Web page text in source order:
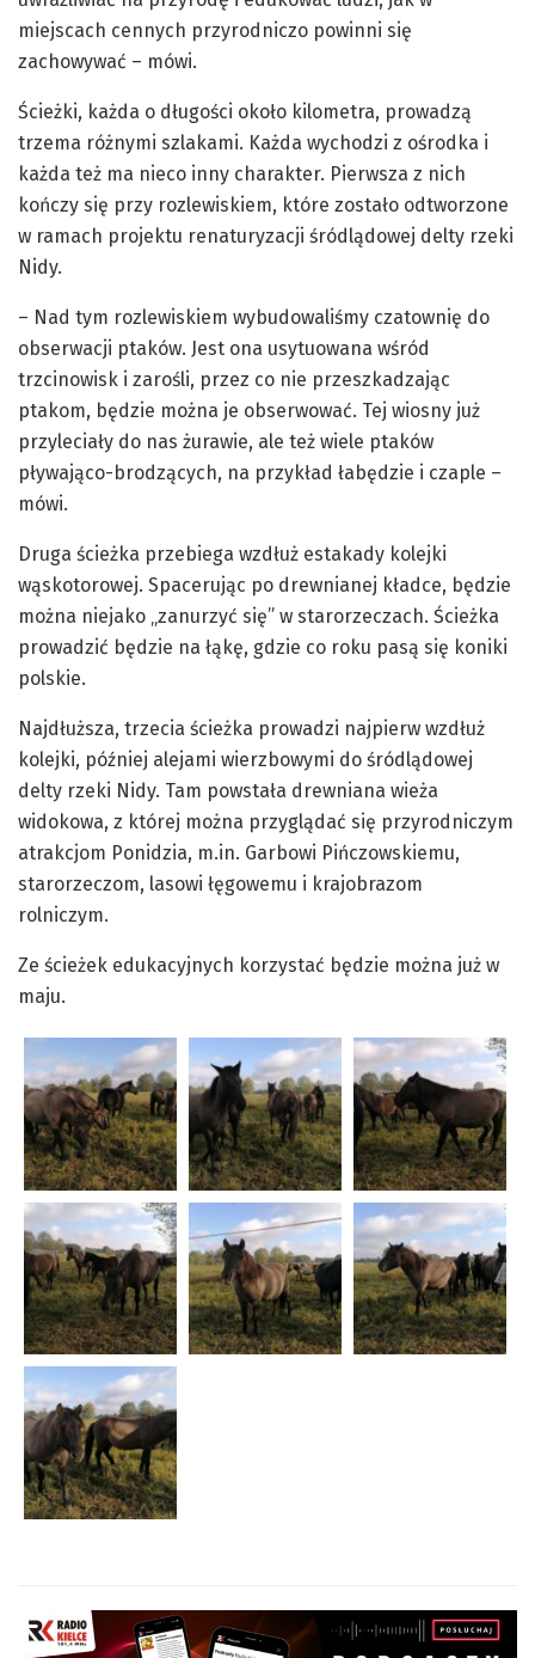
miejscach cennych przyrodniczo powinni się
zachowywać – mówi.
Ścieżki, każda o długości około kilometra, prowadzą
trzema różnymi szlakami. Każda wychodzi z ośrodka i
każda też ma nieco inny charakter. Pierwsza z nich
kończy się przy rozlewiskiem, które zostało odtworzone
w ramach projektu renaturyzacji śródlądowej delty rzeki
Nidy.
– Nad tym rozlewiskiem wybudowaliśmy czatownię do
obserwacji ptaków. Jest ona usytuowana wśród
trzcinowisk i zarośli, przez co nie przeszkadzając
ptakom, będzie można je obserwować. Tej wiosny już
przyleciały do nas żurawie, ale też wiele ptaków
pływająco-brodzących, na przykład łabędzie i czaple –
mówi.
Druga ścieżka przebiega wzdłuż estakady kolejki
wąskotorowej. Spacerując po drewnianej kładce, będzie
można niejako „zanurzyć się” w starorzeczach. Ścieżka
prowadzić będzie na łąkę, gdzie co roku pasą się koniki
polskie.
Najdłuższa, trzecia ścieżka prowadzi najpierw wzdłuż
kolejki, później alejami wierzbowymi do śródlądowej
delty rzeki Nidy. Tam powstała drewniana wieża
widokowa, z której można przyglądać się przyrodniczym
atrakcjom Ponidzia, m.in. Garbowi Pińczowskiemu,
starorzeczom, lasowi łęgowemu i krajobrazom
rolniczym.
Ze ścieżek edukacyjnych korzystać będzie można już w
maju.